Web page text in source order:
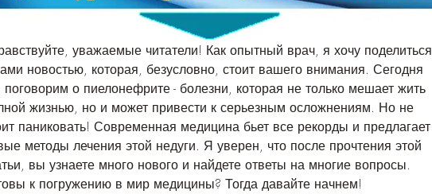
уважаемые читатели! Как опытный врач, я хочу поделиться
новостью, которая, безусловно, стоит вашего внимания. Сегодня
о пиелонефрите - болезни, которая не только мешает жить
жизнью, но и может привести к серьезным осложнениям. Но не
паниковать! Современная медицина бьет все рекорды и предлагает
методы лечения этой недуги. Я уверен, что после прочтения этой
вы узнаете много нового и найдете ответы на многие вопросы.
к погружению в мир медицины? Тогда давайте начнем!